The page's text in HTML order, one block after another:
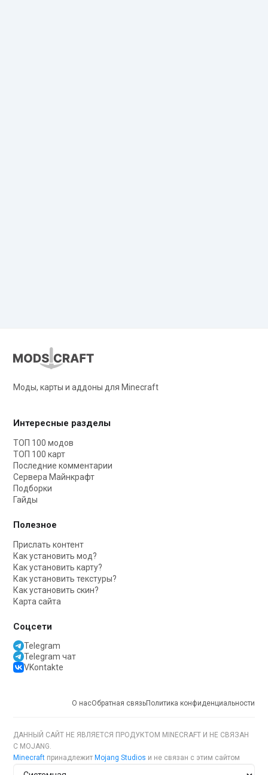
Моды, карты и аддоны для Minecraft
Интересные разделы
ТОП 100 модов
ТОП 100 карт
Последние комментарии
Сервера Майнкрафт
Подборки
Гайды
Полезное
Прислать контент
Как установить мод?
Как установить карту?
Как установить текстуры?
Как установить скин?
Карта сайта
Соцсети
Telegram
Telegram чат
VKontakte
О насОбратная связьПолитика конфиденциальности
ДАННЫЙ САЙТ НЕ ЯВЛЯЕТСЯ ПРОДУКТОМ MINECRAFT И НЕ СВЯЗАН
С MOJANG.
Minecraft принадлежит Mojang Studios и не связан с этим сайтом